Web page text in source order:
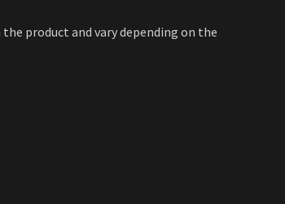
product and vary depending on the